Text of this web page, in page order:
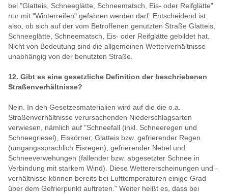
bei "Glatteis, Schneeglätte, Schneematsch, Eis- oder Reifglätte"
nur mit "Winterreifen" gefahren werden darf. Entscheidend ist
also, ob sich auf der vom Betroffenen genutzten Straße Glatteis,
Schneeglätte, Schneematsch, Eis- oder Reifglätte gebildet hat.
Nicht von Bedeutung sind die allgemeinen Wetterverhältnisse
unabhängig von der benutzten Straße.
12. Gibt es eine gesetzliche Definition der beschriebenen
Straßenverhältnisse?
Nein. In den Gesetzesmaterialien wird auf die die o.a.
Straßenverhältnisse verursachenden Niederschlagsarten
verwiesen, nämlich auf "Schneefall (inkl. Schneeregen und
Schneegriesel), Eiskörner, Glatteis bzw. gefrierender Regen
(umgangssprachlich Eisregen), gefrierender Nebel und
Schneeverwehungen (fallender bzw. abgesetzter Schnee in
Verbindung mit starkem Wind). Diese Wettererscheinungen und -
verhältnisse können bereits bei Lufttemperaturen einige Grad
über dem Gefrierpunkt auftreten." Weiter heißt es, dass bei